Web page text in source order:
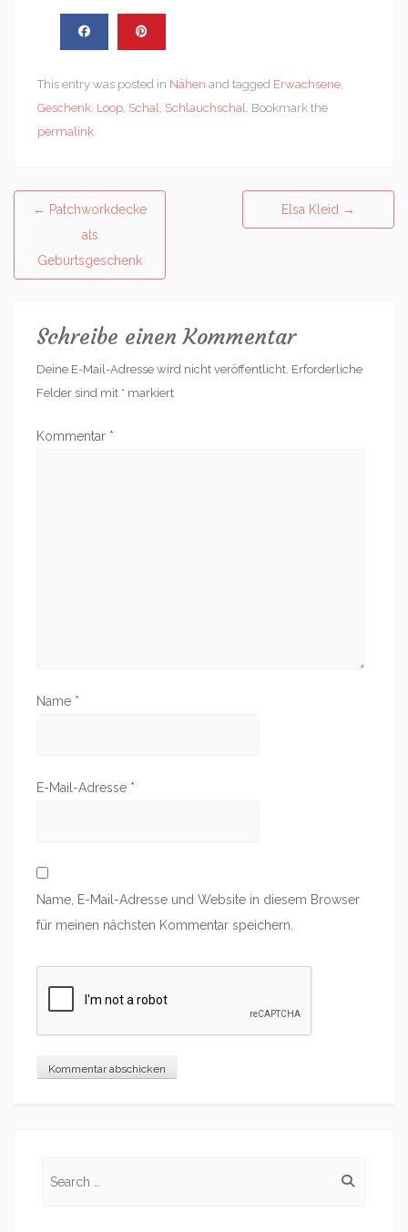
This entry was posted in Nähen and tagged Erwachsene,
Geschenk, Loop, Schal, Schlauchschal. Bookmark the
permalink.
Post
navigation
← Patchworkdecke
als
Geburtsgeschenk
Elsa Kleid →
Schreibe einen Kommentar
Deine E-Mail-Adresse wird nicht veröffentlicht. Erforderliche
Felder sind mit * markiert
Kommentar *
Name *
E-Mail-Adresse *
Name, E-Mail-Adresse und Website in diesem Browser
für meinen nächsten Kommentar speichern.